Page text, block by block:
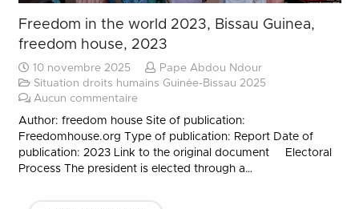
Freedom in the world 2023, Bissau Guinea,
freedom house, 2023
10 novembre 2025
Pape Abdou Ndour
Situation droits humains Guinée-Bissau 2025
Aucun commentaire
Author: freedom house Site of publication:
Freedomhouse.org Type of publication: Report Date of
publication: 2023 Link to the original document Electoral
Process The president is elected through a…